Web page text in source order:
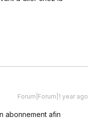
Forum|Forum|1 year ago
abonnement afin